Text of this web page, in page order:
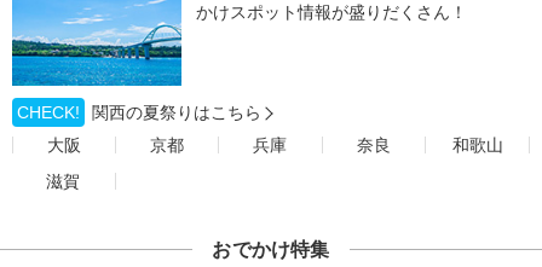
かけスポット情報が盛りだくさん！
CHECK!
関西の夏祭りはこちら
大阪
京都 兵庫 奈良
和歌山
滋賀
おでかけ特集